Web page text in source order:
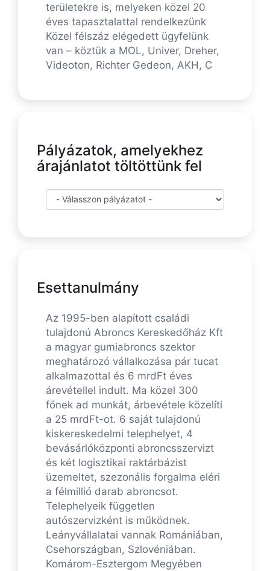
területekre is, melyeken közel 20
éves tapasztalattal rendelkezünk
Közel félszáz elégedett ügyfelünk
van – köztük a MOL, Univer, Dreher,
Videoton, Richter Gedeon, AKH, C
Pályázatok, amelyekhez
árajánlatot töltöttünk fel
Esettanulmány
Az 1995-ben alapított családi
tulajdonú Abroncs Kereskedőház Kft
a magyar gumiabroncs szektor
meghatározó vállalkozása pár tucat
alkalmazottal és 6 mrdFt éves
árevétellel indult. Ma közel 300
főnek ad munkát, árbevétele közelíti
a 25 mrdFt-ot. 6 saját tulajdonú
kiskereskedelmi telephelyet, 4
bevásárlóközponti abroncsszervizt
és két logisztikai raktárbázist
üzemeltet, szezonális forgalma eléri
a félmillió darab abroncsot.
Telephelyeik független
autószervizként is működnek.
Leányvállalatai vannak Romániában,
Csehországban, Szlovéniában.
Komárom-Esztergom Megyében